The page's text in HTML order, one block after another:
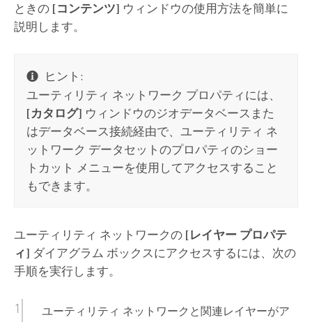
ときの [コンテンツ] ウィンドウの使用方法を簡単に
説明します。
ヒント:
ユーティリティ ネットワーク プロパティには、
[カタログ] ウィンドウのジオデータベースまた
はデータベース接続経由で、ユーティリティ ネ
ットワーク データセットのプロパティのショー
トカット メニューを使用してアクセスすること
もできます。
ユーティリティ ネットワークの [レイヤー プロパテ
ィ] ダイアグラム ボックスにアクセスするには、次の
手順を実行します。
ユーティリティ ネットワークと関連レイヤーがア